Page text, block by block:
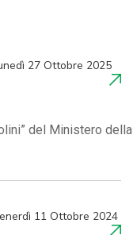
27 Ottobre 2025
del Ministero della
11 Ottobre 2024